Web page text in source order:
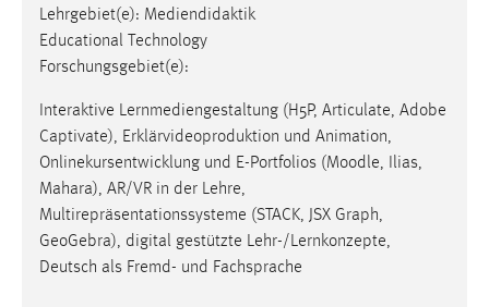
Lehrgebiet(e): Mediendidaktik
Educational Technology
Forschungsgebiet(e):
Interaktive Lernmediengestaltung (H5P, Articulate, Adobe
Captivate), Erklärvideoproduktion und Animation,
Onlinekursentwicklung und E-Portfolios (Moodle, Ilias,
Mahara), AR/VR in der Lehre,
Multirepräsentationssysteme (STACK, JSX Graph,
GeoGebra), digital gestützte Lehr-/Lernkonzepte,
Deutsch als Fremd- und Fachsprache